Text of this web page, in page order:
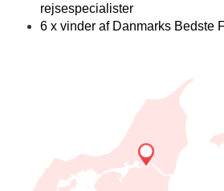
rejsespecialister
6 x vinder af Danmarks Bedste